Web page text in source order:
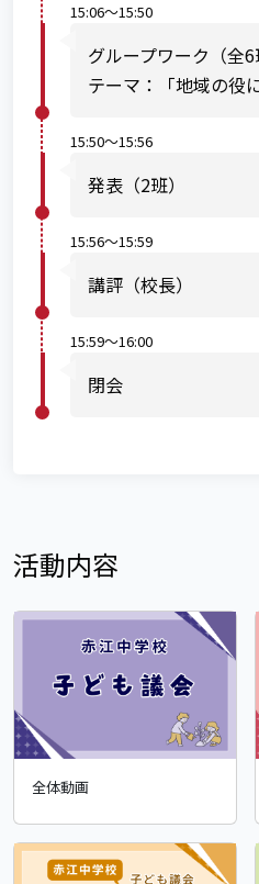
15:06～15:50
グループワーク（全6
テーマ：「地域の役
15:50～15:56
発表（2班）
15:56～15:59
講評（校長）
15:59～16:00
閉会
活動内容
全体動画